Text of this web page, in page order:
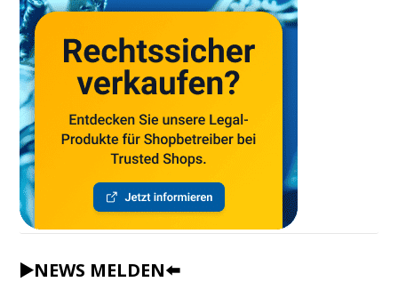
▶️NEWS MELDEN⬅️